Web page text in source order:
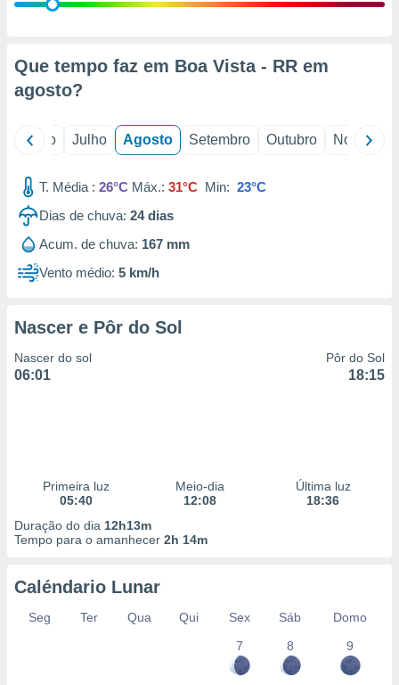
através
estudos
1199
Que tempo faz em Boa Vista - RR em
agosto?
Junho Julho Agosto Setembro Outubro Novembro
T. Média : 26°C Máx.: 31°C Min: 23°C
Dias de chuva: 24dias
Acum. de chuva: 167 mm
Vento médio: 5 km/h
Nascer e Pôr do Sol
Nascer do sol
06:01
Pôr do Sol
18:15
Primeira luz
05:40
Meio-dia
12:08
Última luz
18:36
Duração do dia 12h13m
Tempo para o amanhecer 2h 14m
Caléndario Lunar
Seg Ter Qua Qui Sex Sáb
Domo
7
8 9